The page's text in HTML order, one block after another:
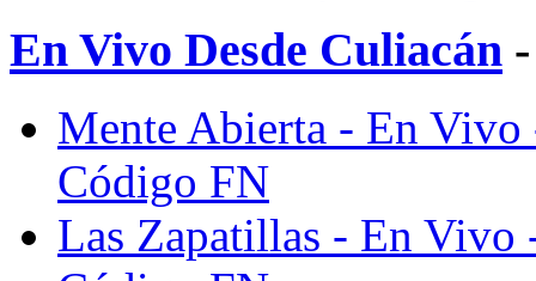
En Vivo Desde Culiacán
Mente Abierta - En
Código FN
Las Zapatillas - En Vivo